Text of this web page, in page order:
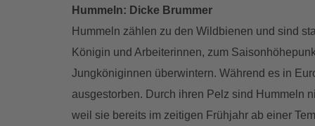
Hummeln: Dicke Brummer
Hummeln zählen zu den Wildbienen und sind
Königin und Arbeiterinnen, zum
Jungköniginnen überwintern. Während es in
ausgestorben. Durch ihren Pelz sind Hummeln
weil sie bereits im zeitigen Frühjahr ab einer